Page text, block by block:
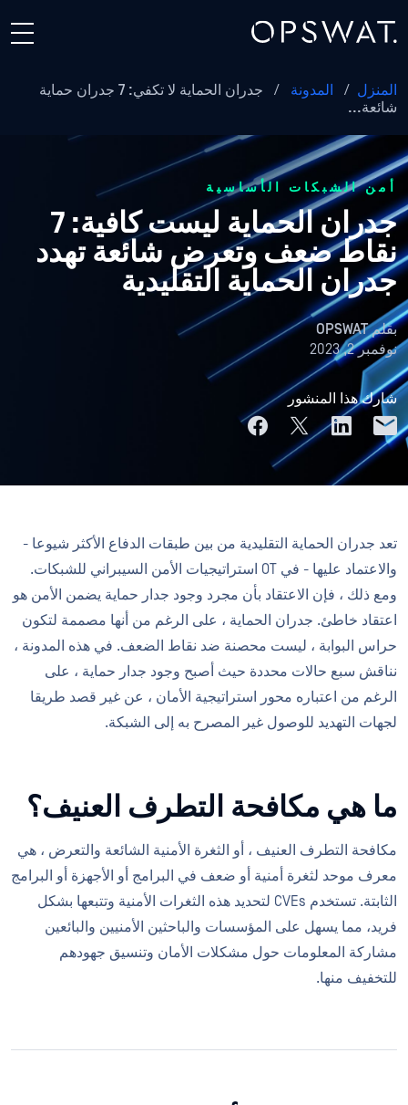
المنزل / المدونة /
جدران الحماية لا تكفي: 7 جدران حماية
شائعة...
أمن الشبكات الأساسية
جدران الحماية ليست كافية: 7
نقاط ضعف وتعرض شائعة تهدد
جدران الحماية التقليدية
بقلمOPSWAT
نوفمبر 2, 2023
شارك هذا المنشور
تعد جدران الحماية التقليدية من بين طبقات الدفاع الأكثر شيوعا -
والاعتماد عليها - في OT استراتيجيات الأمن السيبراني للشبكات.
ومع ذلك ، فإن الاعتقاد بأن مجرد وجود جدار حماية يضمن الأمن هو
اعتقاد خاطئ. جدران الحماية ، على الرغم من أنها مصممة لتكون
حراس البوابة ، ليست محصنة ضد نقاط الضعف. في هذه المدونة ،
نناقش سبع حالات محددة حيث أصبح وجود جدار حماية ، على
الرغم من اعتباره محور استراتيجية الأمان ، عن غير قصد طريقا
لجهات التهديد للوصول غير المصرح به إلى الشبكة.
ما هي مكافحة التطرف العنيف؟
مكافحة التطرف العنيف ، أو الثغرة الأمنية الشائعة والتعرض ، هي
معرف موحد لثغرة أمنية أو ضعف في البرامج أو الأجهزة أو البرامج
الثابتة. تستخدم CVEs لتحديد هذه الثغرات الأمنية وتتبعها بشكل
فريد، مما يسهل على المؤسسات والباحثين الأمنيين والبائعين
مشاركة المعلومات حول مشكلات الأمان وتنسيق جهودهم
للتخفيف منها.